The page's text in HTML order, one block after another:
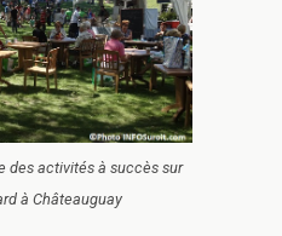
des activités à succès sur
à Châteauguay